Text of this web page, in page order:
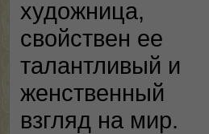
художница,
свойствен ее
талантливый и
женственный
взгляд на мир.